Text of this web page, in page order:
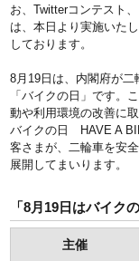
お、Twitterコンテスト
は、本日より実施いた
しております。
8月19日は、内閣府が
「バイクの日」です。
動や利用環境の改善に
バイクの日 HAVE A
客さまが、二輪車を安
展開してまいります。
「8月19日はバイ
主催